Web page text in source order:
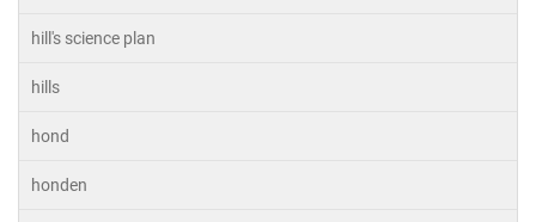
hill's science plan
hills
hond
honden